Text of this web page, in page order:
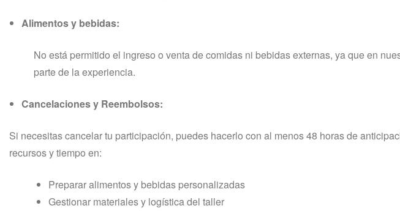
Alimentos y bebidas:
No está permitido el ingreso o venta de comidas ni bebidas externas, ya que en
parte de la experiencia.
Cancelaciones y Reembolsos:
Si necesitas cancelar tu participación, puedes hacerlo con al menos 48 horas de
recursos y tiempo en:
Preparar alimentos y bebidas personalizadas
Gestionar materiales y logística del taller